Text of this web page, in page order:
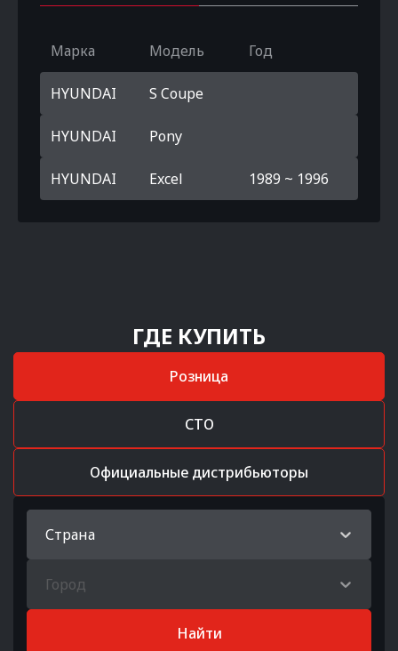
Марка Модель Год
HYUNDAI S Coupe
HYUNDAI Pony
HYUNDAI Excel 1989 ~ 1996
ГДЕ КУПИТЬ
Розница
СТО
Официальные дистрибьюторы
Страна
Город
Найти